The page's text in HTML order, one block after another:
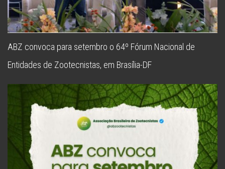
ABZ convoca para setembro o 64º Fórum Nacional de
Entidades de Zootecnistas, em Brasília-DF